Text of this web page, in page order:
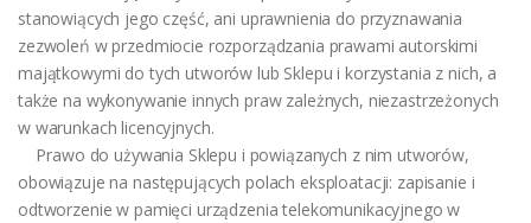
stanowiących jego część, ani uprawnienia do przyznawania
zezwoleń w przedmiocie rozporządzania prawami autorskimi
majątkowymi do tych utworów lub Sklepu i korzystania z nich, a
także na wykonywanie innych praw zależnych, niezastrzeżonych
w warunkach licencyjnych.
Prawo do używania Sklepu i powiązanych z nim utworów,
obowiązuje na następujących polach eksploatacji: zapisanie i
odtworzenie w pamięci urządzenia telekomunikacyjnego w